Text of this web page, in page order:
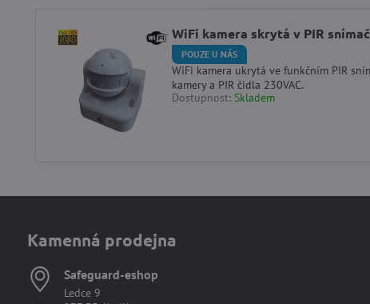
WiFi kamera skrytá v PIR
POUZE U NÁS
WiFi kamera ukrytá ve funkčním PIR
kamery a PIR čidla 230VAC.
Dostupnost: Skladem
Kamenná prodejna
Safeguard-eshop
Ledce 9